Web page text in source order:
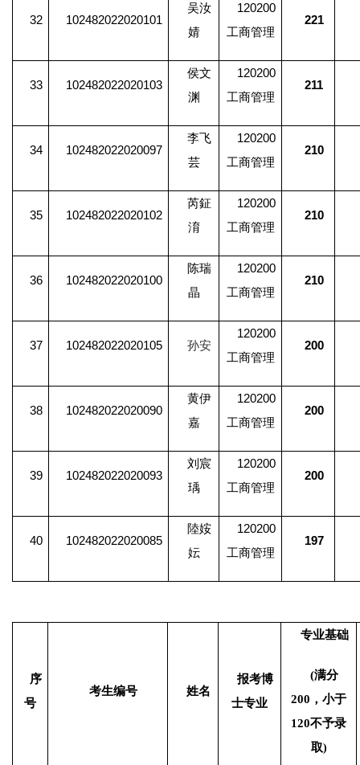
32 102482022020101
吴汝
婧
120200
工商管理
221
33 102482022020103
侯文
渊
120200
工商管理
211
34 102482022020097
李飞
芸
120200
工商管理
210
35 102482022020102
芮鉦
淯
120200
工商管理
210
36 102482022020100
陈瑞
晶
120200
工商管理
210
37 102482022020105 孙安
120200
工商管理
200
38 102482022020090
黄伊
嘉
120200
工商管理
200
39 102482022020093
刘宸
瑀
120200
工商管理
200
40 102482022020085
陸姲
妘
120200
工商管理
197
序
号
考生编号 姓名
报考博
士专业
专业基础
(满分
200，小于
120不予录
取)